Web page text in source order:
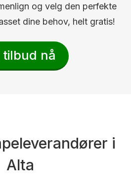
og velg den perfekte
dine behov, helt gratis!
tilbud nå
i
Alta